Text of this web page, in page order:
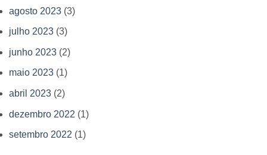
agosto 2023 (3)
julho 2023 (3)
junho 2023 (2)
maio 2023 (1)
abril 2023 (2)
dezembro 2022 (1)
setembro 2022 (1)